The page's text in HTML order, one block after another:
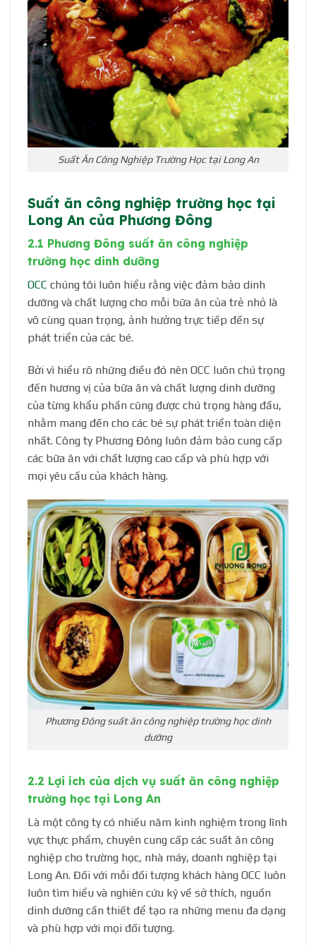
Suất Ăn Công Nghiệp Trường Học tại Long An
Suất ăn công nghiệp trường học tại
Long An của Phương Đông
2.1 Phương Đông suất ăn công nghiệp
trường học dinh dưỡng
OCC chúng tôi luôn hiểu rằng việc đảm bảo dinh
dưỡng và chất lượng cho mỗi bữa ăn của trẻ nhỏ là
vô cùng quan trọng, ảnh hưởng trực tiếp đến sự
phát triển của các bé.
Bởi vì hiểu rõ những điều đó nên OCC luôn chú trọng
đến hương vị của bữa ăn và chất lượng dinh dưỡng
của từng khẩu phần cũng được chú trọng hàng đầu,
nhằm mang đến cho các bé sự phát triển toàn diện
nhất. Công ty Phương Đông luôn đảm bảo cung cấp
các bữa ăn với chất lượng cao cấp và phù hợp với
mọi yêu cầu của khách hàng.
Phương Đông suất ăn công nghiệp trường học dinh
dưỡng
2.2 Lợi ích của dịch vụ suất ăn công nghiệp
trường học tại Long An
Là một công ty có nhiều năm kinh nghiệm trong lĩnh
vực thực phẩm, chuyên cung cấp các suất ăn công
nghiệp cho trường học, nhà máy, doanh nghiệp tại
Long An. Đối với mỗi đối tượng khách hàng OCC luôn
luôn tìm hiểu và nghiên cứu kỹ về sở thích, nguồn
dinh dưỡng cần thiết để tạo ra những menu đa dạng
và phù hợp với mọi đối tượng.